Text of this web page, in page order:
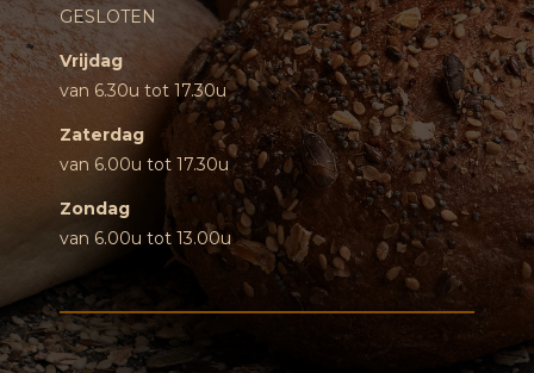
GESLOTEN
Vrijdag
van 6.30u tot 17.30u
Zaterdag
van 6.00u tot 17.30u
Zondag
van 6.00u tot 13.00u